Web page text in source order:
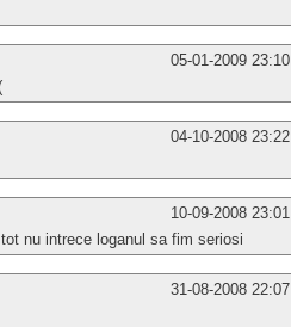
05-01-2009 23:10
04-10-2008 23:22
10-09-2008 23:01
nu intrece loganul sa fim seriosi
31-08-2008 22:07